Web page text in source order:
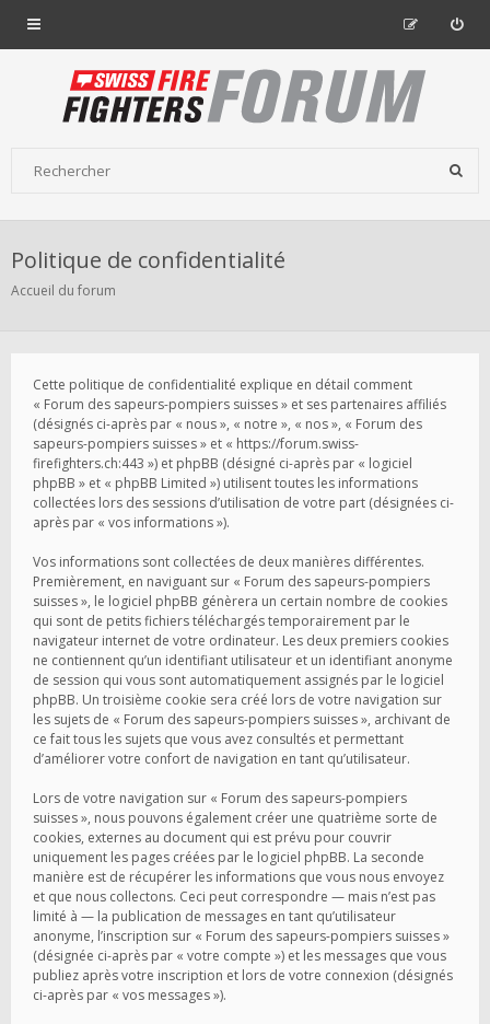
Politique de confidentialité
Accueil du forum
Cette politique de confidentialité explique en détail comment
« Forum des sapeurs-pompiers suisses » et ses partenaires affiliés
(désignés ci-après par « nous », « notre », « nos », « Forum des
sapeurs-pompiers suisses » et « https://forum.swiss-
firefighters.ch:443 ») et phpBB (désigné ci-après par « logiciel
phpBB » et « phpBB Limited ») utilisent toutes les informations
collectées lors des sessions d’utilisation de votre part (désignées ci-
après par « vos informations »).
Vos informations sont collectées de deux manières différentes.
Premièrement, en naviguant sur « Forum des sapeurs-pompiers
suisses », le logiciel phpBB génèrera un certain nombre de cookies
qui sont de petits fichiers téléchargés temporairement par le
navigateur internet de votre ordinateur. Les deux premiers cookies
ne contiennent qu’un identifiant utilisateur et un identifiant anonyme
de session qui vous sont automatiquement assignés par le logiciel
phpBB. Un troisième cookie sera créé lors de votre navigation sur
les sujets de « Forum des sapeurs-pompiers suisses », archivant de
ce fait tous les sujets que vous avez consultés et permettant
d’améliorer votre confort de navigation en tant qu’utilisateur.
Lors de votre navigation sur « Forum des sapeurs-pompiers
suisses », nous pouvons également créer une quatrième sorte de
cookies, externes au document qui est prévu pour couvrir
uniquement les pages créées par le logiciel phpBB. La seconde
manière est de récupérer les informations que vous nous envoyez
et que nous collectons. Ceci peut correspondre — mais n’est pas
limité à — la publication de messages en tant qu’utilisateur
anonyme, l’inscription sur « Forum des sapeurs-pompiers suisses »
(désignée ci-après par « votre compte ») et les messages que vous
publiez après votre inscription et lors de votre connexion (désignés
ci-après par « vos messages »).